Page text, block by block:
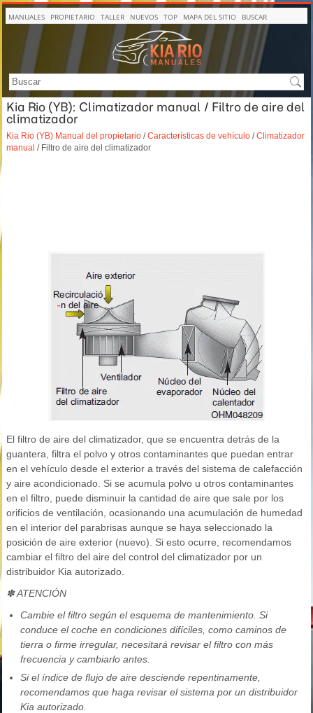
MANUALES PROPIETARIO TALLER NUEVOS TOP MAPA DEL SITIO BUSCAR
Kia Rio (YB): Climatizador manual / Filtro de aire del
climatizador
Kia Rio (YB) Manual del propietario /Características de vehículo /Climatizador
manual / Filtro de aire del climatizador
El filtro de aire del climatizador, que se encuentra detrás de la
guantera, filtra el polvo y otros contaminantes que puedan entrar
en el vehículo desde el exterior a través del sistema de calefacción
y aire acondicionado. Si se acumula polvo u otros contaminantes
en el filtro, puede disminuir la cantidad de aire que sale por los
orificios de ventilación, ocasionando una acumulación de humedad
en el interior del parabrisas aunque se haya seleccionado la
posición de aire exterior (nuevo). Si esto ocurre, recomendamos
cambiar el filtro del aire del control del climatizador por un
distribuidor Kia autorizado.
✽ ATENCIÓN
Cambie el filtro según el esquema de mantenimiento. Si
conduce el coche en condiciones difíciles, como caminos de
tierra o firme irregular, necesitará revisar el filtro con más
frecuencia y cambiarlo antes.
Si el índice de flujo de aire desciende repentinamente,
recomendamos que haga revisar el sistema por un distribuidor
Kia autorizado.